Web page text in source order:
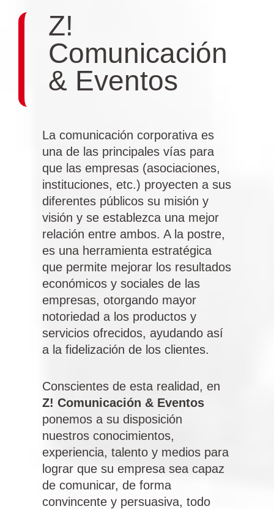
Z!
Comunicación
& Eventos
La comunicación corporativa es
una de las principales vías para
que las empresas (asociaciones,
instituciones, etc.) proyecten a sus
diferentes públicos su misión y
visión y se establezca una mejor
relación entre ambos. A la postre,
es una herramienta estratégica
que permite mejorar los resultados
económicos y sociales de las
empresas, otorgando mayor
notoriedad a los productos y
servicios ofrecidos, ayudando así
a la fidelización de los clientes.
Conscientes de esta realidad, en
Z! Comunicación & Eventos
ponemos a su disposición
nuestros conocimientos,
experiencia, talento y medios para
lograr que su empresa sea capaz
de comunicar, de forma
convincente y persuasiva, todo